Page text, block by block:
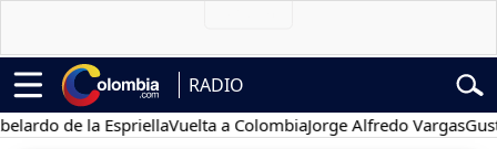
RADIO
de la EspriellaVuelta a ColombiaJorge Alfredo VargasGustavo